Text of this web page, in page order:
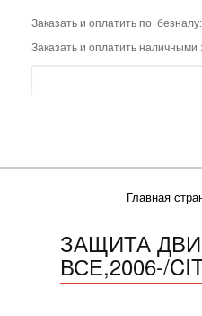
Заказать и оплатить по
Заказать и оплатить наличными
Главная
ЗАЩИТА
ВСЕ,2006-/